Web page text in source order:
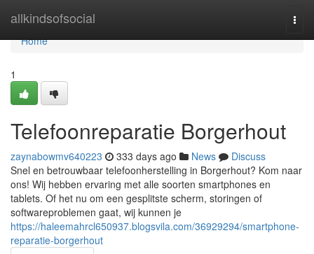
allkindsofsocial
Home
Home
1
Telefoonreparatie Borgerhout
zaynabowmv640223 333 days ago News
Discuss
Snel en betrouwbaar telefoonherstelling in Borgerhout? Kom naar
ons! Wij hebben ervaring met alle soorten smartphones en
tablets. Of het nu om een gesplitste scherm, storingen of
softwareproblemen gaat, wij kunnen je
https://haleemahrcl650937.blogsvila.com/36929294/smartphone-
reparatie-borgerhout